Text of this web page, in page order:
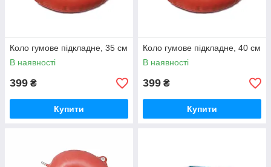
Коло гумове підкладне, 35 см
В наявності
399 ₴
Купити
Коло гумове підкладне, 40 см
В наявності
399 ₴
Купити